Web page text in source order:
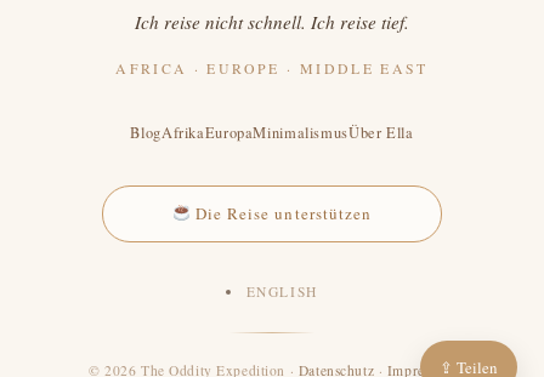
⇪ Teilen
Ich reise nicht schnell. Ich reise tief.
AFRICA · EUROPE · MIDDLE EAST
BlogAfrikaEuropaMinimalismusÜber Ella
Die Reise unterstützen
ENGLISH
© 2026 The Oddity Expedition · Datenschutz · Impressum